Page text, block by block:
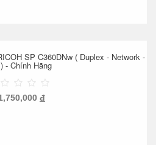
SP C360DNw ( Duplex - Network -
- Chính Hãng
đ